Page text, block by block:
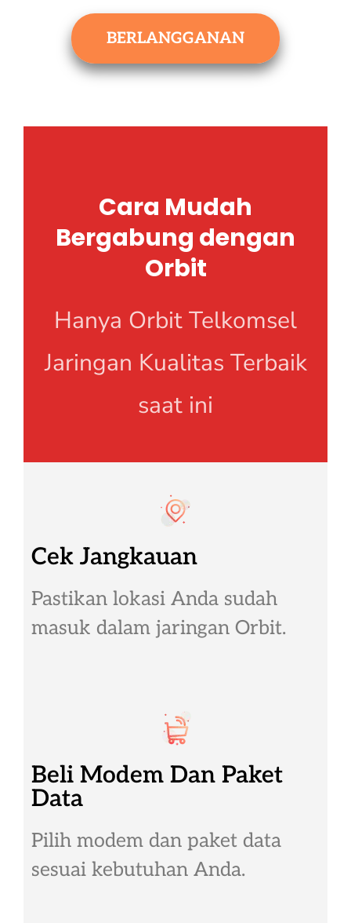
BERLANGGANAN
Cara Mudah
Bergabung dengan
Orbit
Hanya Orbit Telkomsel
Jaringan Kualitas Terbaik
saat ini
Cek Jangkauan
Pastikan lokasi Anda sudah
masuk dalam jaringan Orbit.
Beli Modem Dan Paket
Data
Pilih modem dan paket data
sesuai kebutuhan Anda.